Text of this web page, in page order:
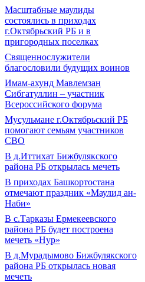
Масштабные маулиды
состоялись в приходах
г.Октябрьский РБ и в
пригородных поселках
Священнослужители
благословили будущих воинов
Имам-ахунд Мавлемзан
Сибгатуллин – участник
Всероссийского форума
Мусульмане г.Октябрьский РБ
помогают семьям участников
СВО
В д.Иттихат Бижбулякского
района РБ открылась мечеть
В приходах Башкортостана
отмечают праздник «Маулид ан-
Наби»
В с.Тарказы Ермекеевского
района РБ будет построена
мечеть «Нур»
В д.Мурадымово Бижбулякского
района РБ открылась новая
мечеть